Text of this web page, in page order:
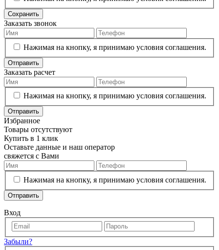
Сохранить
Заказать звонок
Нажимая на кнопку, я принимаю условия соглашения.
Отправить
Заказать расчет
Нажимая на кнопку, я принимаю условия соглашения.
Отправить
Избранное
Товары отсутствуют
Купить в 1 клик
Оставьте данные и наш оператор
свяжется с Вами
Нажимая на кнопку, я принимаю условия соглашения.
Отправить
Вход
Забыли?